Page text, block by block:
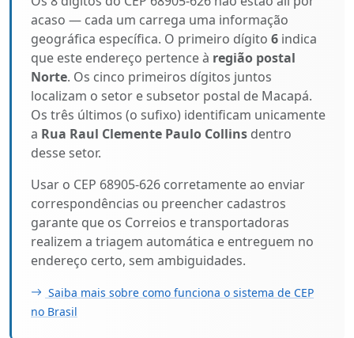
acaso — cada um carrega uma informação
geográfica específica. O primeiro dígito 6 indica
que este endereço pertence à região postal
Norte. Os cinco primeiros dígitos juntos
localizam o setor e subsetor postal de Macapá.
Os três últimos (o sufixo) identificam unicamente
a Rua Raul Clemente Paulo Collins dentro
desse setor.
Usar o CEP 68905-626 corretamente ao enviar
correspondências ou preencher cadastros
garante que os Correios e transportadoras
realizem a triagem automática e entreguem no
endereço certo, sem ambiguidades.
Saiba mais sobre como funciona o sistema de CEP
no Brasil